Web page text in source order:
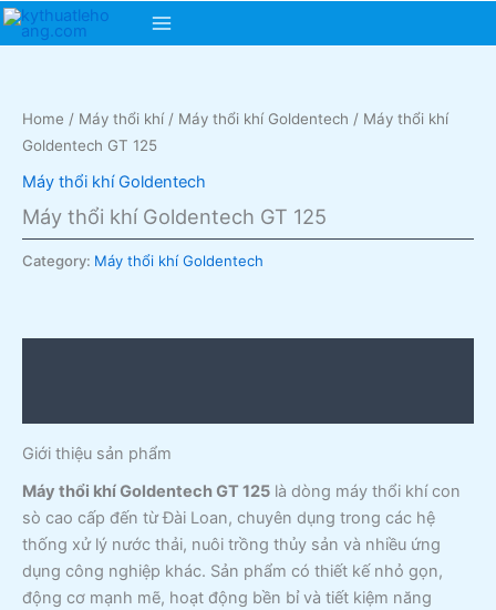
Skip
Main
Home / Máy thổi khí/ Máy thổi khí Goldentech / Máy thổi khí
Goldentech GT 125
Máy thổi khí Goldentech
Máy thổi khí Goldentech GT 125
Category: Máy thổi khí Goldentech
Giới thiệu sản phẩm
Máy thổi khí Goldentech GT 125 là dòng máy thổi khí con
sò cao cấp đến từ Đài Loan, chuyên dụng trong các hệ
thống xử lý nước thải, nuôi trồng thủy sản và nhiều ứng
dụng công nghiệp khác. Sản phẩm có thiết kế nhỏ gọn,
động cơ mạnh mẽ, hoạt động bền bỉ và tiết kiệm năng